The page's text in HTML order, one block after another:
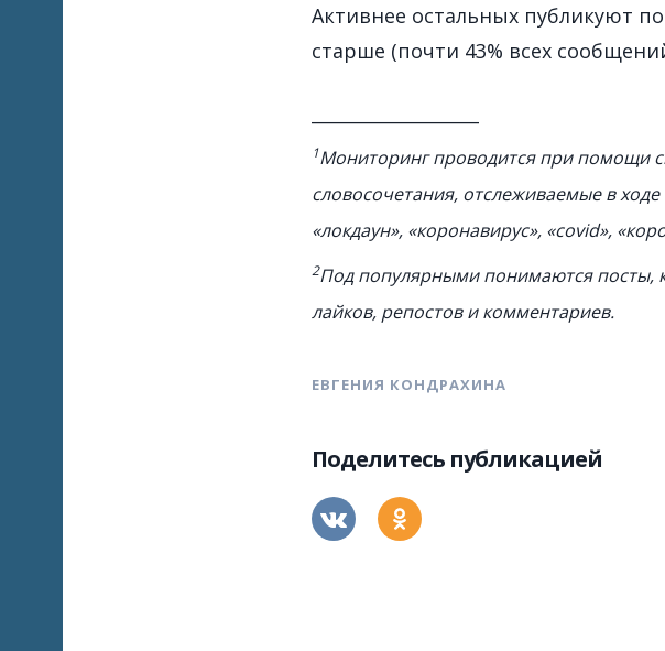
Активнее остальных публикуют
старше (почти 43% всех
1Мониторинг проводится при помощи
словосочетания, отслеживаемые в
«локдаун», «коронавирус», «covid»,
2Под популярными понимаются посты,
лайков, репостов и комментариев.
ЕВГЕНИЯ КОНДРАХИНА
Поделитесь публикацией